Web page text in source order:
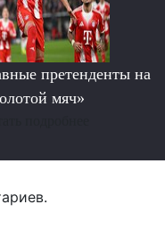
претенденты на
мяч»